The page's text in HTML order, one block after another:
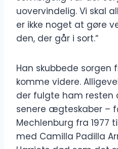
uovervindelig. Vi skal
er ikke noget at gøre
den, der går i sort.“
Han skubbede
komme videre.
der fulgte ham resten
senere ægteskaber –
Mechlenburg fra 1977
med Camilla Padilla